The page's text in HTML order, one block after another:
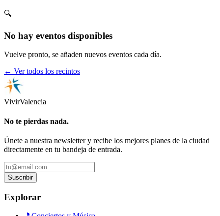
🔍
No hay eventos disponibles
Vuelve pronto, se añaden nuevos eventos cada día.
← Ver todos los recintos
VivirValencia
No te pierdas nada.
Únete a nuestra newsletter y recibe los mejores planes de la ciudad
directamente en tu bandeja de entrada.
Suscribir
Explorar